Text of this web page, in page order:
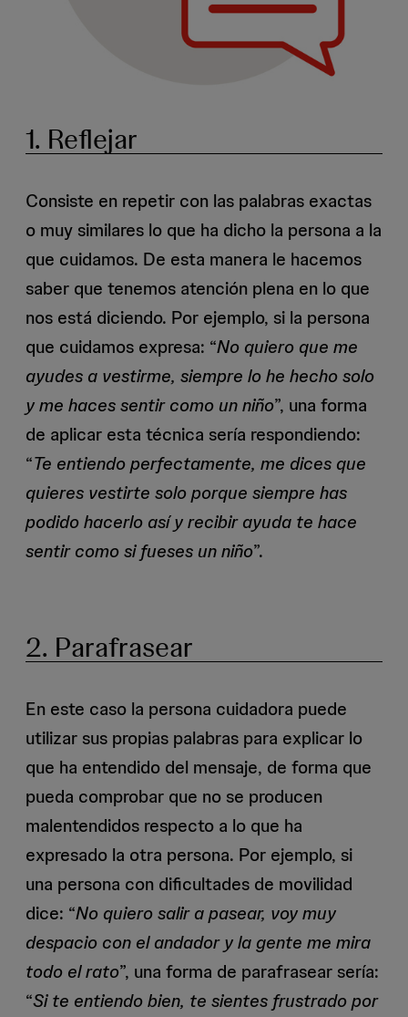
1. Reflejar
Consiste en repetir con las palabras exactas
o muy similares lo que ha dicho la persona a la
que cuidamos. De esta manera le hacemos
saber que tenemos atención plena en lo que
nos está diciendo. Por ejemplo, si la persona
que cuidamos expresa: “No quiero que me
ayudes a vestirme, siempre lo he hecho solo
y me haces sentir como un niño”, una forma
de aplicar esta técnica sería respondiendo:
“Te entiendo perfectamente, me dices que
quieres vestirte solo porque siempre has
podido hacerlo así y recibir ayuda te hace
sentir como si fueses un niño”.
2. Parafrasear
En este caso la persona cuidadora puede
utilizar sus propias palabras para explicar lo
que ha entendido del mensaje, de forma que
pueda comprobar que no se producen
malentendidos respecto a lo que ha
expresado la otra persona. Por ejemplo, si
una persona con dificultades de movilidad
dice: “No quiero salir a pasear, voy muy
despacio con el andador y la gente me mira
todo el rato”, una forma de parafrasear sería:
“Si te entiendo bien, te sientes frustrado por